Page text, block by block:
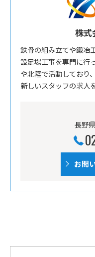
株式
鉄骨の組み立てや鍛冶
設足場工事を専門に行
や北陸で活動しており
新しいスタッフの求人
長野
お問